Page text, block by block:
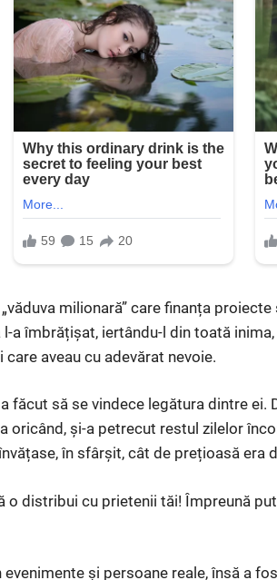
milionară” care finanța
a îmbrățișat, iertându-l din toată
aveau cu adevărat nevoie.
făcut să se vindece legătura dintre ei.
oricând, și-a petrecut restul zilelor
în sfârșit, cât de prețioasă era
o distribui cu prietenii tăi! Împreună
și persoane reale, însă a